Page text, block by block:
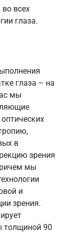
всех
глаза.
глаза – на
мы
в
зрения
мы
и
зрения.
толщиной 90